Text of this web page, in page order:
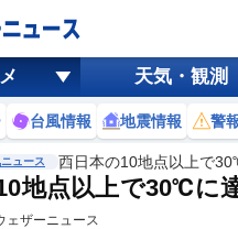
天気・観測
台風情報 地震情報 警
ュース 西日本の10地点以上で
地点以上で30℃
ェザーニュース